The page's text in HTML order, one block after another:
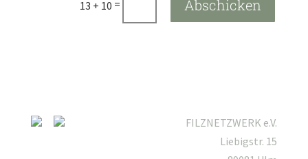
13 + 10 = Abschicken
FILZNETZWERK e.V.
Liebigstr. 15